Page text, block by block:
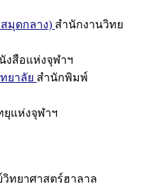
มุดกลาง) สำนักงานวิทย
งสือแห่งจุฬาฯ
ยาลัย สำนักพิมพ์
ยุแห่งจุฬาฯ
ทยาศาสตร์ฮาลาล